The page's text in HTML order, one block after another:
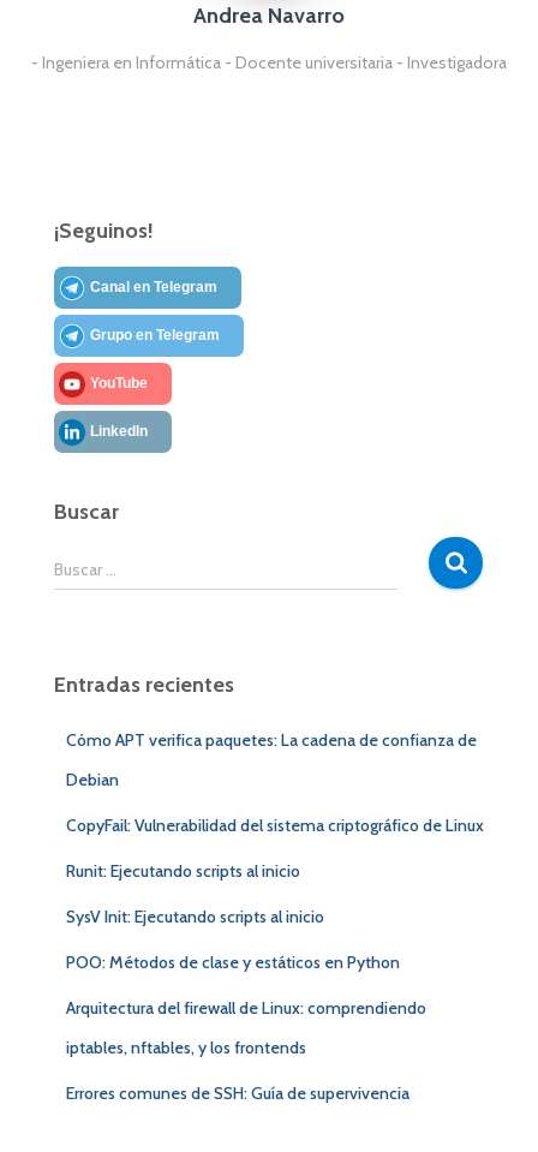
Andrea Navarro
- Ingeniera en Informática - Docente universitaria - Investigadora
¡Seguinos!
Canal en Telegram
Grupo en Telegram
YouTube
LinkedIn
Buscar
B
u
r
Buscar …
Entradas recientes
Cómo APT verifica paquetes: La cadena de confianza de
Debian
CopyFail: Vulnerabilidad del sistema criptográfico de Linux
Runit: Ejecutando scripts al inicio
SysV Init: Ejecutando scripts al inicio
POO: Métodos de clase y estáticos en Python
Arquitectura del firewall de Linux: comprendiendo
iptables, nftables, y los frontends
Errores comunes de SSH: Guía de supervivencia